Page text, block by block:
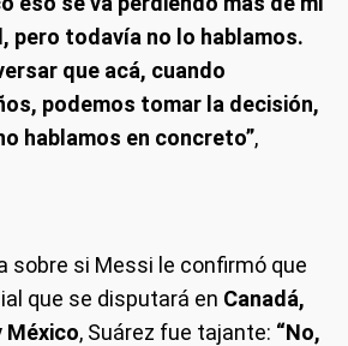
pero todavía no lo hablamos.
que acá, cuando
podemos tomar la decisión,
hablamos en concreto”,
sobre si Messi le confirmó que
que se disputará en Canadá,
México, Suárez fue tajante: “No,